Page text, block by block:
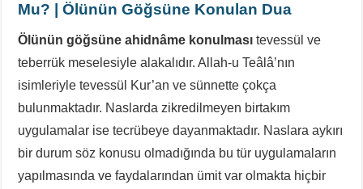
Mu? |Ölünün Göğsüne Konulan Dua
Ölünün göğsüne ahidnâme konulması tevessül ve
teberrük meselesiyle alakalıdır. Allah-u Teâlâ’nın
isimleriyle tevessül Kur’an ve sünnette çokça
bulunmaktadır. Naslarda zikredilmeyen birtakım
uygulamalar ise tecrübeye dayanmaktadır. Naslara aykırı
bir durum söz konusu olmadığında bu tür uygulamaların
yapılmasında ve faydalarından ümit var olmakta hiçbir